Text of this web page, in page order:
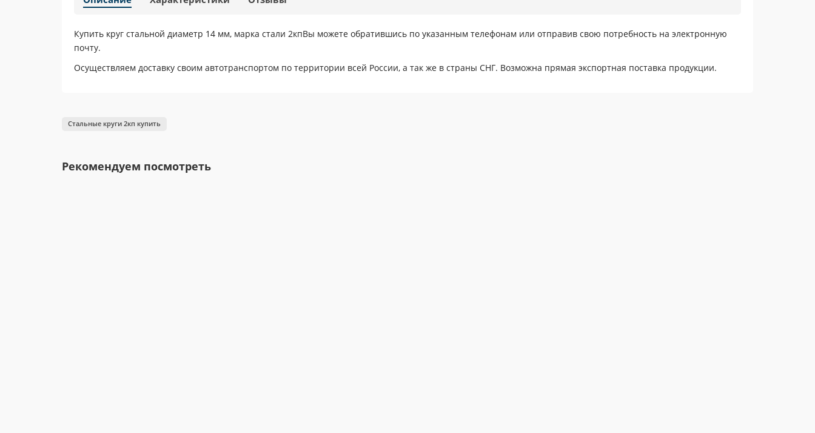
Купить круг стальной диаметр 14 мм, марка стали 2кпВы можете обратившись по указанным телефонам или отправив свою потребность на электронную
почту.
Осуществляем доставку своим автотранспортом по территории всей России, а так же в страны СНГ. Возможна прямая экспортная поставка продукции.
Стальные круги 2кп купить
Рекомендуем посмотреть